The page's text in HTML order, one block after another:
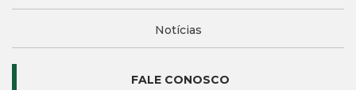
Notícias
FALE CONOSCO